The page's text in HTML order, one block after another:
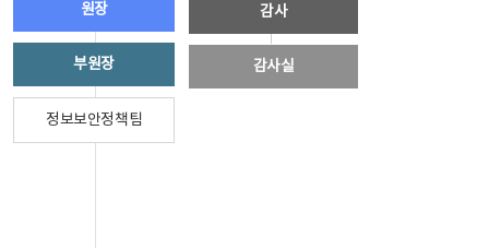
원장
부원장
정보보안정책팀
감사
감사실